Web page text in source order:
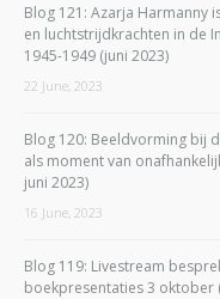
Blog 121: Azarja Harmanny
en luchtstrijdkrachten in de
1945-1949 (juni 2023)
22 June, 2023
Blog 120: Beeldvorming bij
als moment van
juni 2023)
16 June, 2023
Blog 119: Livestream
boekpresentaties 3 oktober